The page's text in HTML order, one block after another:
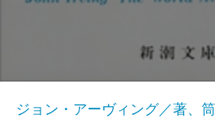
ジョン・アーヴィング／著、